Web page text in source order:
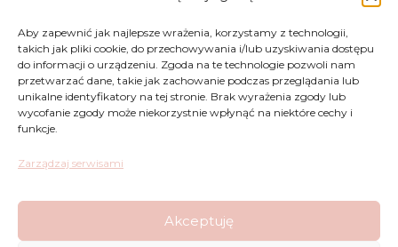
Aby zapewnić jak najlepsze wrażenia, korzystamy z technologii,
takich jak pliki cookie, do przechowywania i/lub uzyskiwania dostępu
do informacji o urządzeniu. Zgoda na te technologie pozwoli nam
przetwarzać dane, takie jak zachowanie podczas przeglądania lub
unikalne identyfikatory na tej stronie. Brak wyrażenia zgody lub
wycofanie zgody może niekorzystnie wpłynąć na niektóre cechy i
funkcje.
Zarządzaj serwisami
Akceptuję
Reklamacje